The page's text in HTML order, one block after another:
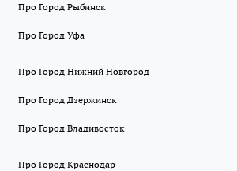
Про Город Рыбинск
Про Город Уфа
Про Город Нижний Новгород
Про Город Дзержинск
Про Город Владивосток
Про Город Краснодар